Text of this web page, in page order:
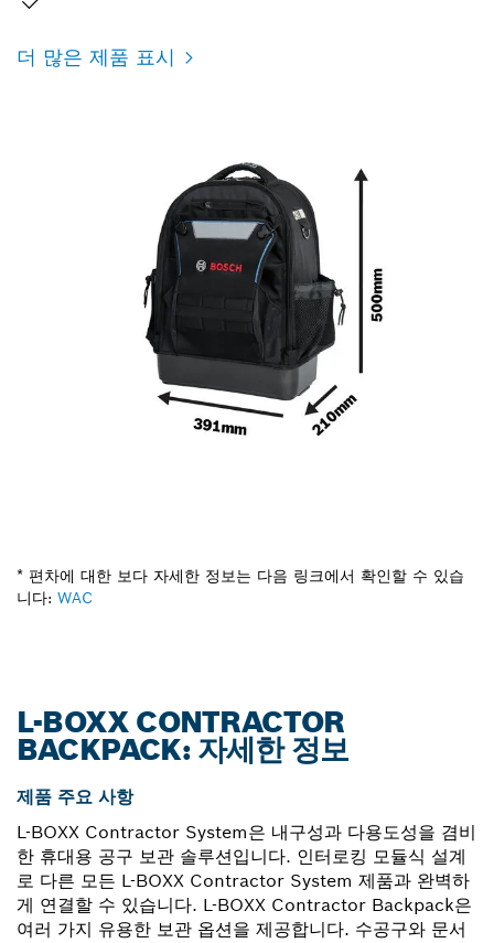
더 많은 제품 표시
* 편차에 대한 보다 자세한 정보는 다음 링크에서 확인할 수 있습
니다: WAC
L-BOXX CONTRACTOR
BACKPACK: 자세한 정보
제품 주요 사항
L-BOXX Contractor System은 내구성과 다용도성을 겸비
한 휴대용 공구 보관 솔루션입니다. 인터로킹 모듈식 설계
로 다른 모든 L-BOXX Contractor System 제품과 완벽하
게 연결할 수 있습니다. L-BOXX Contractor Backpack은
여러 가지 유용한 보관 옵션을 제공합니다. 수공구와 문서